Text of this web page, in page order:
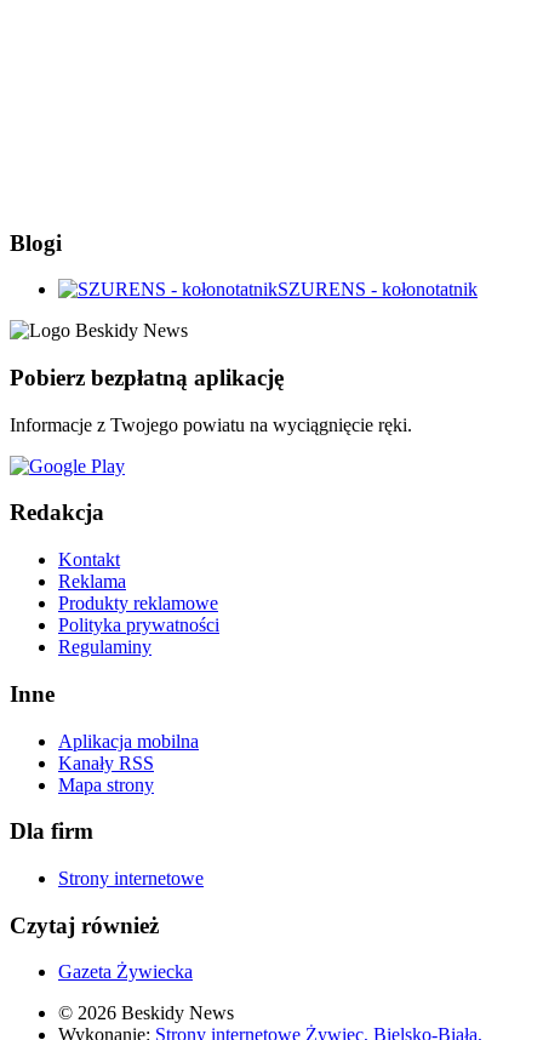
Blogi
SZURENS - kołonotatnik
Pobierz bezpłatną aplikację
Informacje z Twojego powiatu na wyciągnięcie ręki.
Redakcja
Kontakt
Reklama
Produkty reklamowe
Polityka prywatności
Regulaminy
Inne
Aplikacja mobilna
Kanały RSS
Mapa strony
Dla firm
Strony internetowe
Czytaj również
Gazeta Żywiecka
© 2026 Beskidy News
Wykonanie: Strony internetowe Żywiec, Bielsko-Biała,